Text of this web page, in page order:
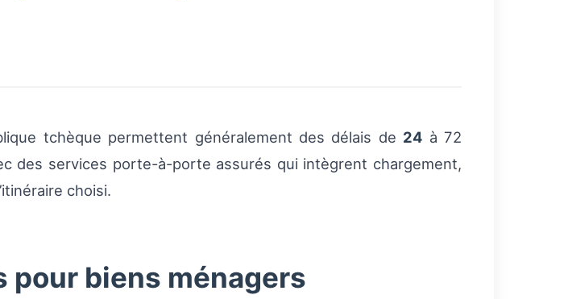
tchèque permettent généralement des délais de 24 à 72
des services porte-à-porte assurés qui intègrent chargement,
choisi.
biens ménagers